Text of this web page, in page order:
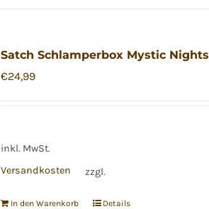
Satch Schlamperbox Mystic Nights
€24,99
inkl. MwSt.
zzgl.
Versandkosten
In den Warenkorb Details